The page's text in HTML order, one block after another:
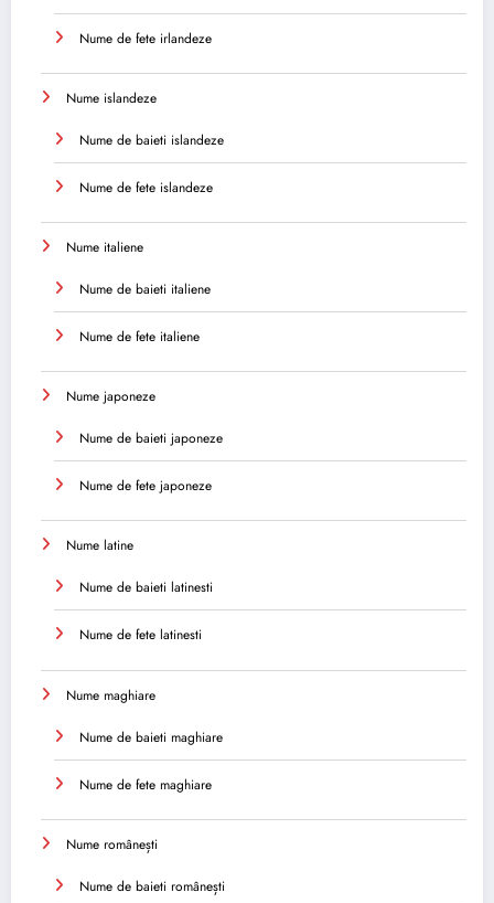
Nume de fete irlandeze
Nume islandeze
Nume de baieti islandeze
Nume de fete islandeze
Nume italiene
Nume de baieti italiene
Nume de fete italiene
Nume japoneze
Nume de baieti japoneze
Nume de fete japoneze
Nume latine
Nume de baieti latinesti
Nume de fete latinesti
Nume maghiare
Nume de baieti maghiare
Nume de fete maghiare
Nume românești
Nume de baieti românești